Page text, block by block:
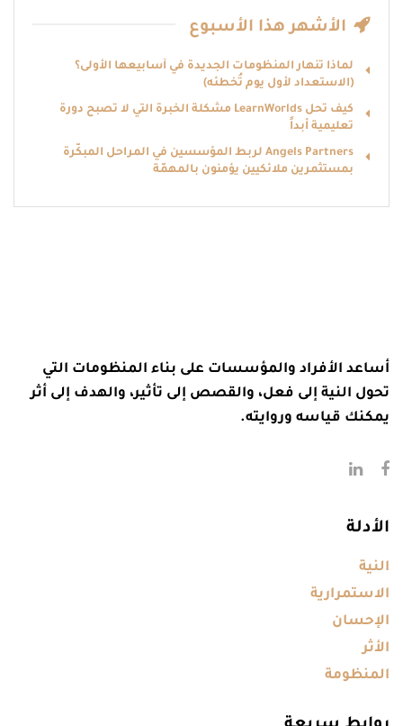
الأشهر هذا الأسبوع
لماذا تنهار المنظومات الجديدة في أسابيعها الأولى؟
(الاستعداد لأول يوم تُخطئه)
كيف تحل LearnWorlds مشكلة الخبرة التي لا تصبح دورة
تعليمية أبداً
Angels Partners لربط المؤسسين في المراحل المبكّرة
بمستثمرين ملائكيين يؤمنون بالمهمّة
أساعد الأفراد والمؤسسات على بناء المنظومات التي
تحول النية إلى فعل، والقصص إلى تأثير، والهدف إلى أثر
يمكنك قياسه وروايته.
الأدلة
النية
الاستمرارية
الإحسان
الأثر
المنظومة